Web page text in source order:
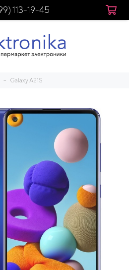
113-19-45
Galaxy A21S